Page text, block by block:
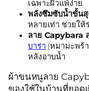
เฉพาะผิวแพ้ง่าย
พลังซึมซับน้ำขั้น
หลายเท่า ช่วยให้
ลาย Capybara
บาร่า (หมามะพร้
หลังอาบน้ำ
ผ้าขนหนูลาย